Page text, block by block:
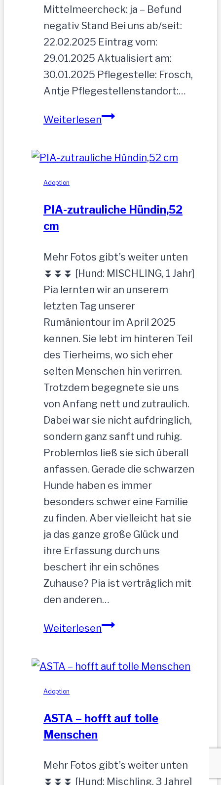
Mittelmeercheck: ja – Befund
negativ Stand Bei uns ab/seit:
22.02.2025 Eintrag vom:
29.01.2025 Aktualisiert am:
30.01.2025 Pflegestelle: Frosch,
Antje Pflegestellenstandort:…
WeiterlesenMOGLI
Adoption
PIA-zutrauliche Hündin,52
cm
Mehr Fotos gibt’s weiter unten
⏬⏬⏬ [Hund: MISCHLING, 1 Jahr]
Pia lernten wir an unserem
letzten Tag unserer
Rumänientour im April 2025
kennen. Sie lebt im hinteren Teil
des Tierheims, wo sich eher
selten Menschen hin verirren.
Trotzdem begegnete sie uns
von Anfang nett und zutraulich.
Dabei war sie nicht aufdringlich,
sondern ganz sanft und ruhig.
Problemlos ließ sie sich überall
anfassen. Gerade die schwarzen
Hunde haben es immer
besonders schwer eine Familie
zu finden. Aber vielleicht hat sie
ja das ganze große Glück und
ihre Erfassung durch uns
beschert ihr ein schönes
Zuhause? Pia ist verträglich mit
den anderen…
WeiterlesenPIA-
cm
Adoption
ASTA – hofft auf tolle
Menschen
Mehr Fotos gibt’s weiter unten
⏬⏬⏬ [Hund: Mischling, 3 Jahre]